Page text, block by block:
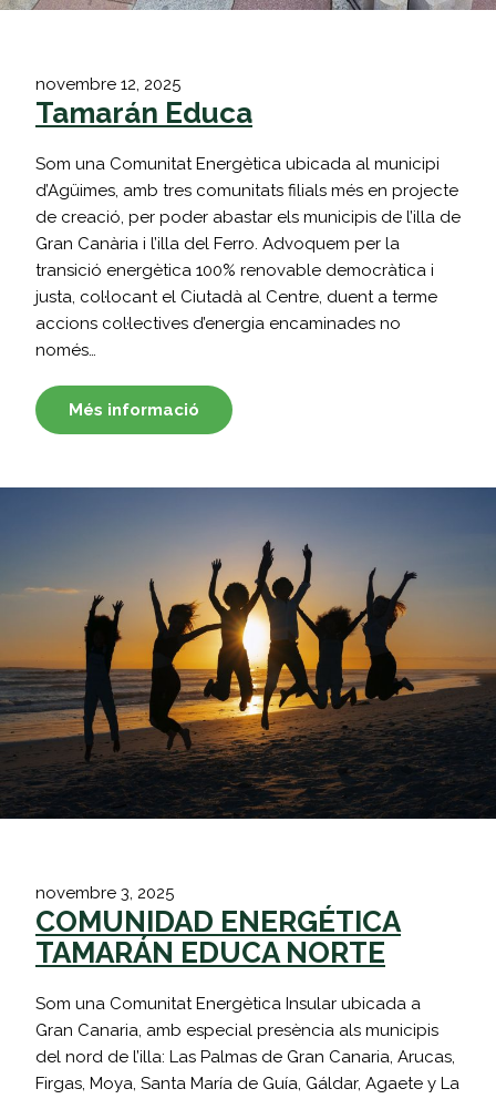
novembre 12, 2025
Tamarán Educa
Som una Comunitat Energètica ubicada al municipi
d’Agüimes, amb tres comunitats filials més en projecte
de creació, per poder abastar els municipis de l’illa de
Gran Canària i l’illa del Ferro. Advoquem per la
transició energètica 100% renovable democràtica i
justa, col·locant el Ciutadà al Centre, duent a terme
accions col·lectives d’energia encaminades no
només…
Més informació
novembre 3, 2025
COMUNIDAD ENERGÉTICA
TAMARÁN EDUCA NORTE
Som una Comunitat Energètica Insular ubicada a
Gran Canaria, amb especial presència als municipis
del nord de l’illa: Las Palmas de Gran Canaria, Arucas,
Firgas, Moya, Santa María de Guía, Gáldar, Agaete y La